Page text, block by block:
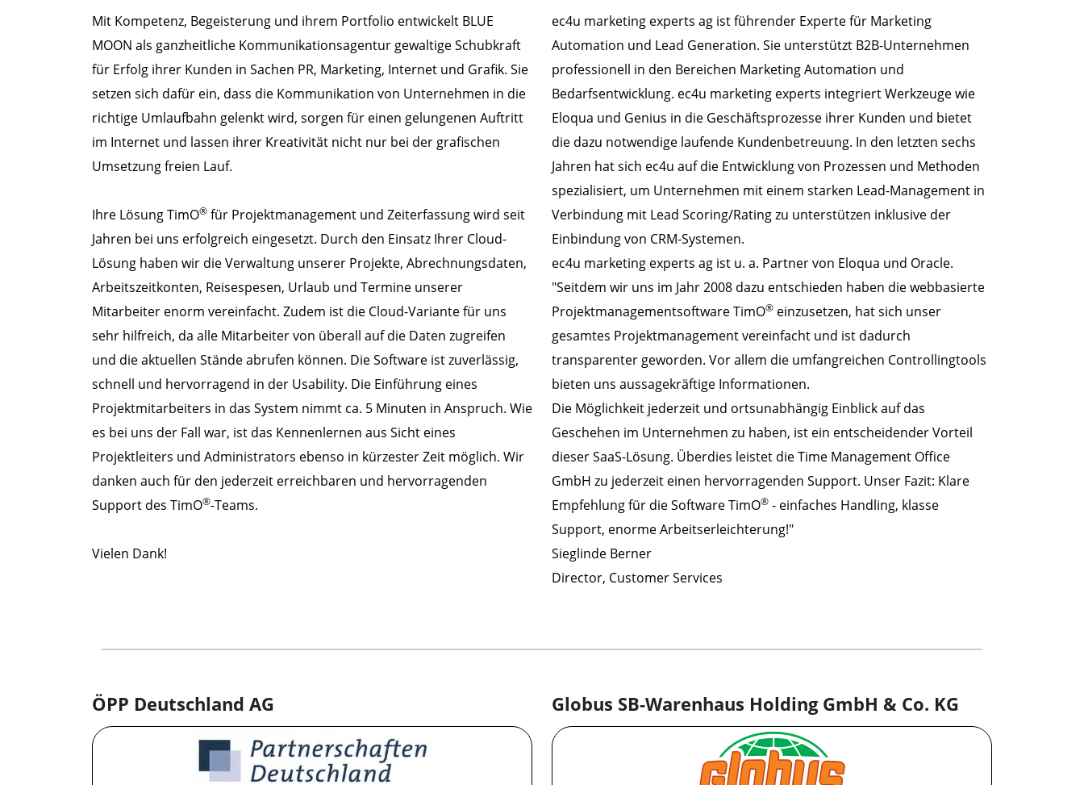
Mit Kompetenz, Begeisterung und ihrem Portfolio entwickelt BLUE
MOON als ganzheitliche Kommunikationsagentur gewaltige Schubkraft
für Erfolg ihrer Kunden in Sachen PR, Marketing, Internet und Grafik. Sie
setzen sich dafür ein, dass die Kommunikation von Unternehmen in die
richtige Umlaufbahn gelenkt wird, sorgen für einen gelungenen Auftritt
im Internet und lassen ihrer Kreativität nicht nur bei der grafischen
Umsetzung freien Lauf.
Ihre Lösung TimO® für Projektmanagement und Zeiterfassung wird seit
Jahren bei uns erfolgreich eingesetzt. Durch den Einsatz Ihrer Cloud-
Lösung haben wir die Verwaltung unserer Projekte, Abrechnungsdaten,
Arbeitszeitkonten, Reisespesen, Urlaub und Termine unserer
Mitarbeiter enorm vereinfacht. Zudem ist die Cloud-Variante für uns
sehr hilfreich, da alle Mitarbeiter von überall auf die Daten zugreifen
und die aktuellen Stände abrufen können. Die Software ist zuverlässig,
schnell und hervorragend in der Usability. Die Einführung eines
Projektmitarbeiters in das System nimmt ca. 5 Minuten in Anspruch. Wie
es bei uns der Fall war, ist das Kennenlernen aus Sicht eines
Projektleiters und Administrators ebenso in kürzester Zeit möglich. Wir
danken auch für den jederzeit erreichbaren und hervorragenden
Support des TimO®-Teams.
Vielen Dank!
ec4u marketing experts ag ist führender Experte für Marketing
Automation und Lead Generation. Sie unterstützt B2B-Unternehmen
professionell in den Bereichen Marketing Automation und
Bedarfsentwicklung. ec4u marketing experts integriert Werkzeuge wie
Eloqua und Genius in die Geschäftsprozesse ihrer Kunden und bietet
die dazu notwendige laufende Kundenbetreuung. In den letzten sechs
Jahren hat sich ec4u auf die Entwicklung von Prozessen und Methoden
spezialisiert, um Unternehmen mit einem starken Lead-Management in
Verbindung mit Lead Scoring/Rating zu unterstützen inklusive der
Einbindung von CRM-Systemen.
ec4u marketing experts ag ist u. a. Partner von Eloqua und Oracle.
"Seitdem wir uns im Jahr 2008 dazu entschieden haben die webbasierte
Projektmanagementsoftware TimO® einzusetzen, hat sich unser
gesamtes Projektmanagement vereinfacht und ist dadurch
transparenter geworden. Vor allem die umfangreichen Controllingtools
bieten uns aussagekräftige Informationen.
Die Möglichkeit jederzeit und ortsunabhängig Einblick auf das
Geschehen im Unternehmen zu haben, ist ein entscheidender Vorteil
dieser SaaS-Lösung. Überdies leistet die Time Management Office
GmbH zu jederzeit einen hervorragenden Support. Unser Fazit: Klare
Empfehlung für die Software TimO® - einfaches Handling, klasse
Support, enorme Arbeitserleichterung!"
Sieglinde Berner
Director, Customer Services
ÖPP Deutschland AG Globus SB-Warenhaus Holding GmbH & Co. KG